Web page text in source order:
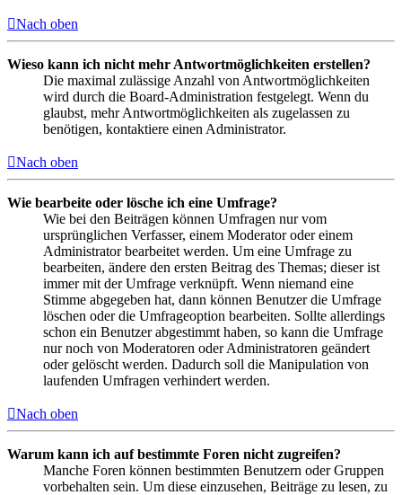
Nach oben
Wieso kann ich nicht mehr Antwortmöglichkeiten erstellen?
Die maximal zulässige Anzahl von Antwortmöglichkeiten
wird durch die Board-Administration festgelegt. Wenn du
glaubst, mehr Antwortmöglichkeiten als zugelassen zu
benötigen, kontaktiere einen Administrator.
Nach oben
Wie bearbeite oder lösche ich eine Umfrage?
Wie bei den Beiträgen können Umfragen nur vom
ursprünglichen Verfasser, einem Moderator oder einem
Administrator bearbeitet werden. Um eine Umfrage zu
bearbeiten, ändere den ersten Beitrag des Themas; dieser ist
immer mit der Umfrage verknüpft. Wenn niemand eine
Stimme abgegeben hat, dann können Benutzer die Umfrage
löschen oder die Umfrageoption bearbeiten. Sollte allerdings
schon ein Benutzer abgestimmt haben, so kann die Umfrage
nur noch von Moderatoren oder Administratoren geändert
oder gelöscht werden. Dadurch soll die Manipulation von
laufenden Umfragen verhindert werden.
Nach oben
Warum kann ich auf bestimmte Foren nicht zugreifen?
Manche Foren können bestimmten Benutzern oder Gruppen
vorbehalten sein. Um diese einzusehen, Beiträge zu lesen, zu